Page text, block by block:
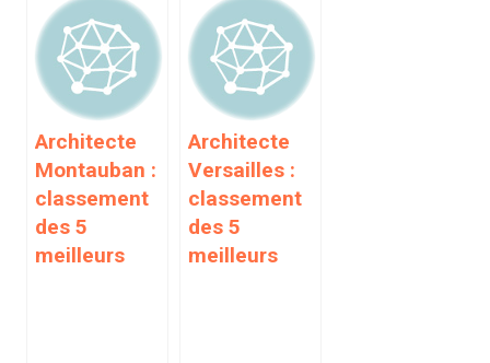
Architecte
Montauban :
classement
des 5
meilleurs
Architecte
Versailles :
classement
des 5
meilleurs